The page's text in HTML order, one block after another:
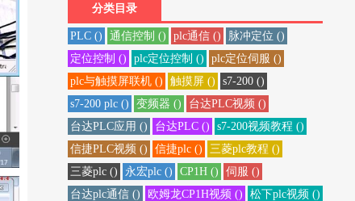
分类目录
PLC () 通信控制 () plc通信 ()
脉冲定位 ()
定位控制 ()
plc定位控制 ()
plc定位伺服 ()
plc与触摸屏联机 ()
触摸屏 ()
s7-200 ()
s7-200 plc ()
变频器 ()
台达PLC视频 ()
台达PLC应用 ()
台达PLC ()
s7-200视频教程 ()
信捷PLC视频 ()
信捷plc ()
三菱plc教程 ()
三菱plc ()
永宏plc () CP1H ()
伺服 ()
台达plc通信 ()
欧姆龙CP1H视频 ()
松下plc视频 ()